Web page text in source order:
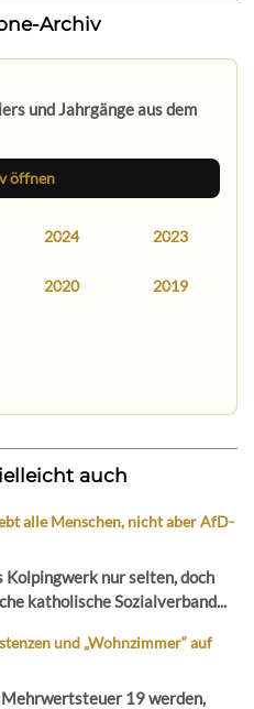
Archiv
und Jahrgänge aus dem
öffnen
2024 2023
2020 2019
auch
alle Menschen, nicht aber AfD-
Kolpingwerk nur selten, doch
katholische Sozialverband...
und „Wohnzimmer“ auf
19 werden,